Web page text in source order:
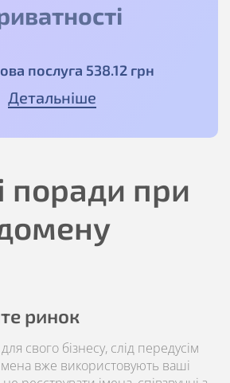
послуга 538.12 грн
Детальніше
поради при
ринок
свого бізнесу, слід передусім
вже використовують ваші